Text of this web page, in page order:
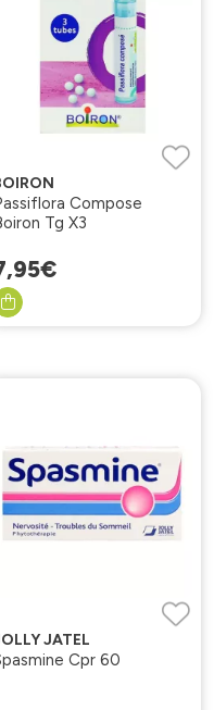
Compose
Tg X3
,95€
JATEL
Cpr 60